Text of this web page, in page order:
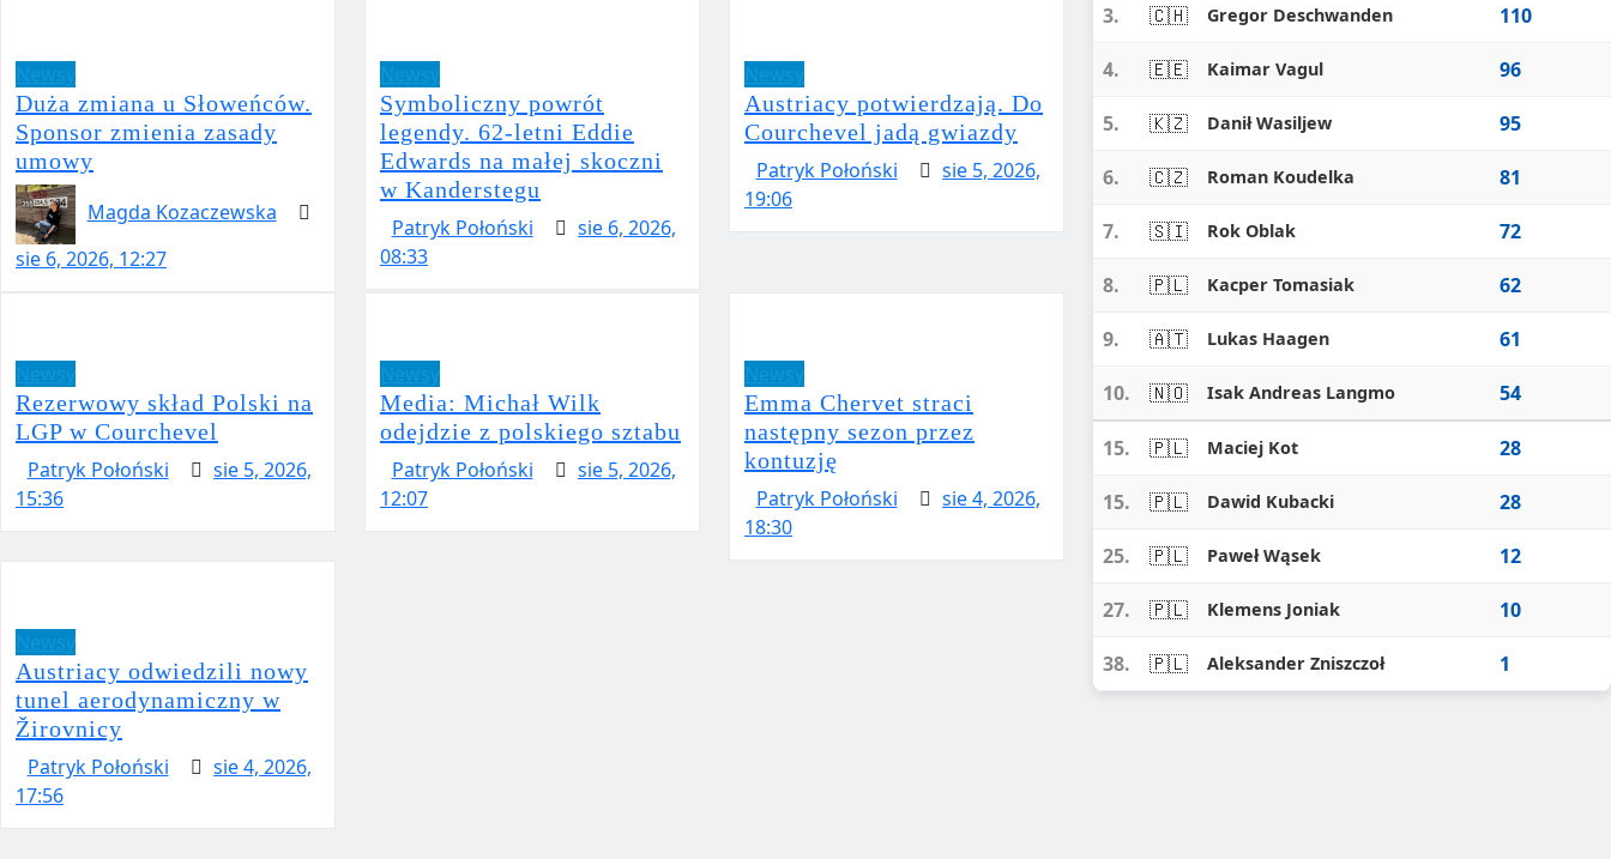
Duża zmiana u Słoweńców.
Sponsor zmienia zasady
umowy
Magda Kozaczewska
sie 6, 2026, 12:27
Symboliczny powrót
legendy. 62-letni Eddie
Edwards na małej skoczni
w Kanderstegu
Patryk Połoński
sie 6, 2026,
08:33
Austriacy potwierdzają. Do
Courchevel jadą gwiazdy
Patryk Połoński
sie 5, 2026,
19:06
Rezerwowy skład Polski na
LGP w Courchevel
Patryk Połoński
sie 5, 2026,
15:36
Media: Michał Wilk
odejdzie z polskiego sztabu
Patryk Połoński
sie 5, 2026,
12:07
Emma Chervet straci
następny sezon przez
kontuzję
Patryk Połoński
sie 4, 2026,
18:30
Austriacy odwiedzili nowy
tunel aerodynamiczny w
Žirovnicy
Patryk Połoński
sie 4, 2026,
17:56
3. 🇨🇭 Gregor Deschwanden 110
4. 🇪🇪 Kaimar Vagul 96
5. 🇰🇿 Danił Wasiljew 95
6. 🇨🇿 Roman Koudelka 81
7. 🇸🇮 Rok Oblak 72
8. 🇵🇱 Kacper Tomasiak 62
9. 🇦🇹 Lukas Haagen 61
10. 🇳🇴 Isak Andreas Langmo 54
15. 🇵🇱 Maciej Kot 28
15. 🇵🇱 Dawid Kubacki 28
25. 🇵🇱 Paweł Wąsek 12
27. 🇵🇱 Klemens Joniak 10
38. 🇵🇱 Aleksander Zniszczoł 1